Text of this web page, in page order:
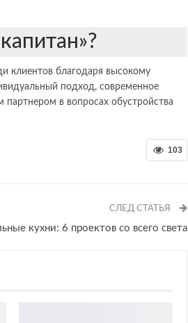
клиентов благодаря высокому
подход, современное
в вопросах обустройства
103
СЛЕД СТАТЬЯ
кухни: 6 проектов со всего света